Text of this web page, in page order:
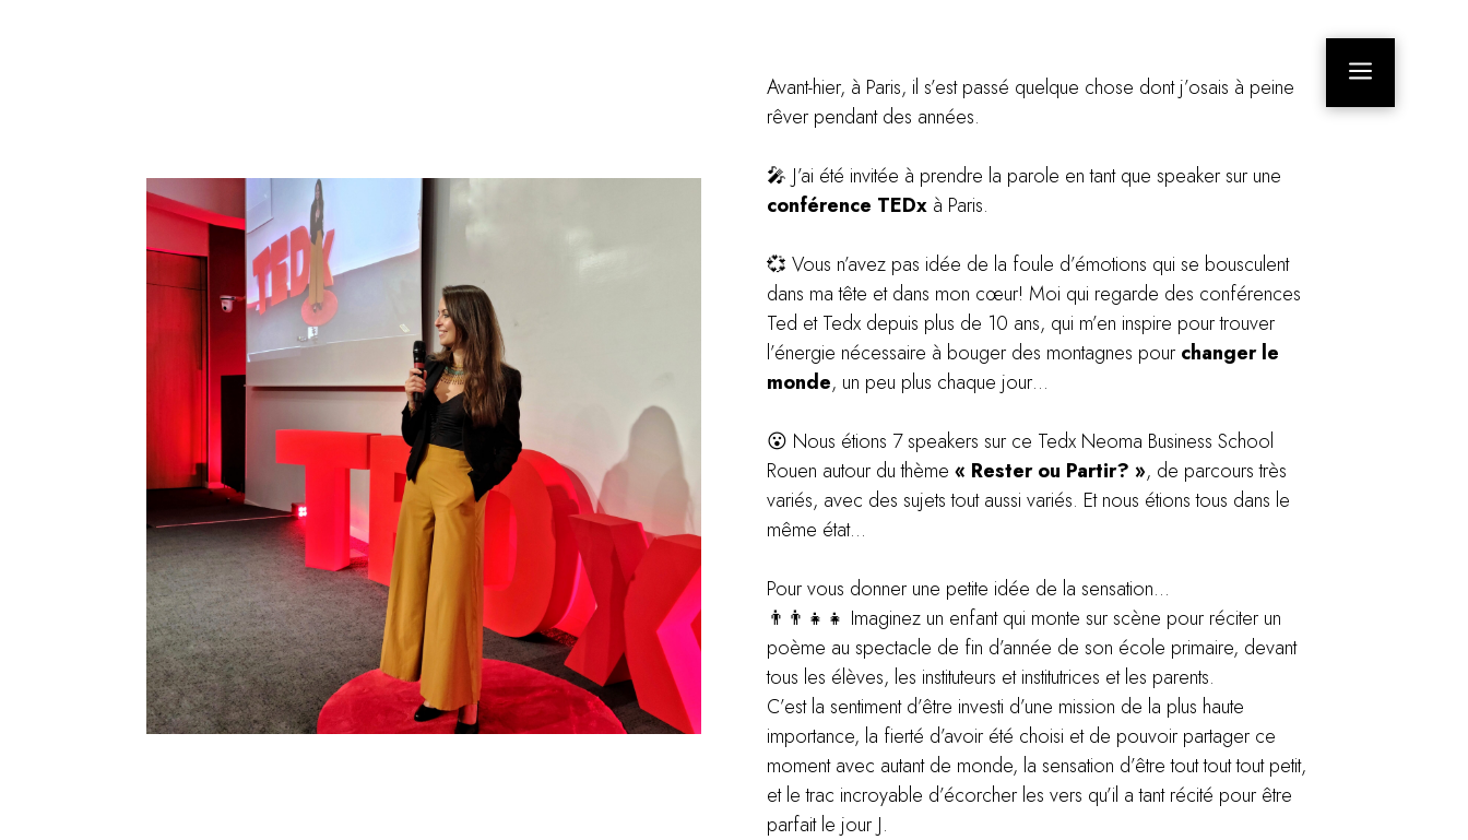
a
Avant-hier, à Paris, il s’est passé quelque chose dont j’osais à peine
rêver pendant des années.
🎤 J’ai été invitée à prendre la parole en tant que speaker sur une
conférence TEDxà Paris.
💞 Vous n’avez pas idée de la foule d’émotions qui se bousculent
dans ma tête et dans mon cœur! Moi qui regarde des conférences
Ted et Tedx depuis plus de 10 ans, qui m’en inspire pour trouver
l’énergie nécessaire à bouger des montagnes pour changer le
monde, un peu plus chaque jour…
😮 Nous étions 7 speakers sur ce Tedx Neoma Business School
Rouen autour du thème « Rester ou Partir? », de parcours très
variés, avec des sujets tout aussi variés. Et nous étions tous dans le
même état…
Pour vous donner une petite idée de la sensation…
👨‍👨‍👧‍👧 Imaginez un enfant qui monte sur scène pour réciter un
poème au spectacle de fin d’année de son école primaire, devant
tous les élèves, les instituteurs et institutrices et les parents.
C’est la sentiment d’être investi d’une mission de la plus haute
importance, la fierté d’avoir été choisi et de pouvoir partager ce
moment avec autant de monde, la sensation d’être tout tout tout petit,
et le trac incroyable d’écorcher les vers qu’il a tant récité pour être
parfait le jour J.